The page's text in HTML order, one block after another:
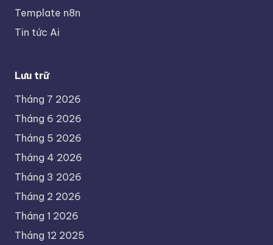
Template n8n
Tin tức Ai
Lưu trữ
Tháng 7 2026
Tháng 6 2026
Tháng 5 2026
Tháng 4 2026
Tháng 3 2026
Tháng 2 2026
Tháng 1 2026
Tháng 12 2025